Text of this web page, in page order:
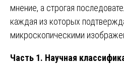
мнение, а строгая
каждая из которых
микроскопическими
Часть 1. Научная